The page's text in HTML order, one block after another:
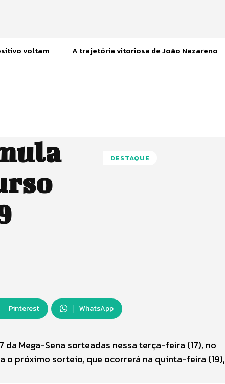
voltam A trajetória vitoriosa de João Nazareno
DESTAQUE
Pinterest WhatsApp
da Mega-Sena sorteadas nessa terça-feira (17), no
o próximo sorteio, que ocorrerá na quinta-feira (19),